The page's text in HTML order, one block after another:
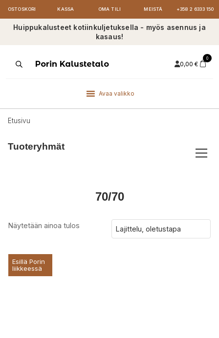
OSTOSKORI KASSA OMA TILI MEISTÄ +358 2 6333 150
Huippukalusteet kotiinkuljetuksella - myös asennus ja
kasaus!
ProductsPorin Kalustetalo 0,00 €
0
Avaa valikko
Etusivu
Tuoteryhmät
70/70
Näytetään ainoa tulos
Esillä Porin
liikkeessä